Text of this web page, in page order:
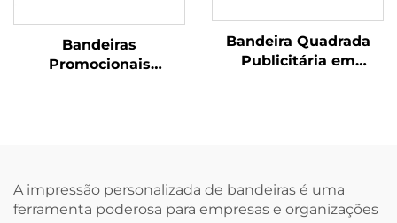
Bandeiras
Promocionais
Bandeira Quadrada
Publicitária em
A impressão personalizada de bandeiras é uma
ferramenta poderosa para empresas e organizações